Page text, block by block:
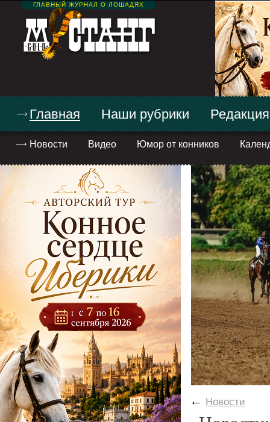
ГЛАВНЫЙ ЖУРНАЛ О ЛОШАДЯХ
Главная
Новости Видео Юмор от конников
Наши рубрики Редакция
← Новости